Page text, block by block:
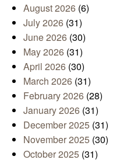
August 2026 (6)
July 2026 (31)
June 2026 (30)
May 2026 (31)
April 2026 (30)
March 2026 (31)
February 2026 (28)
January 2026 (31)
December 2025 (31)
November 2025 (30)
October 2025 (31)